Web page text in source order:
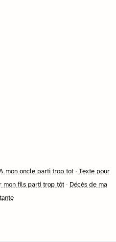
mon oncle parti trop tot· Texte pour
mon fils parti trop tôt · Décès de ma
tante